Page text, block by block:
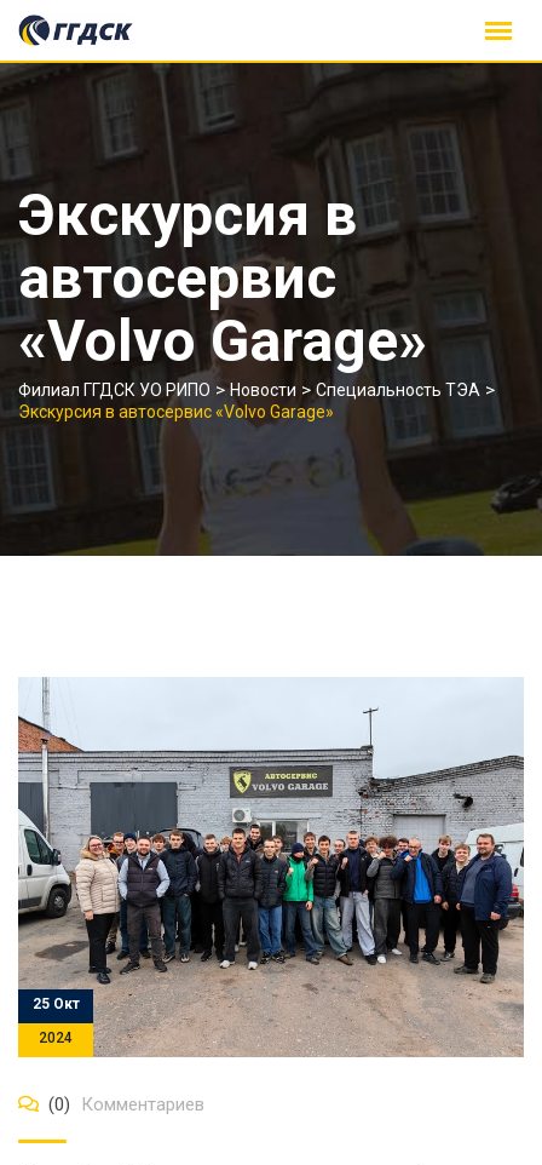
Skip
content
Экскурсия в
автосервис
«Volvo Garage»
Филиал ГГДСК УО РИПО >Новости >Специальность ТЭА >
Экскурсия в автосервис «Volvo Garage»
25 Окт
2024
(0) Комментариев